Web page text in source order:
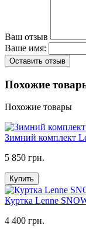
Ваш отзыв
Ваше имя:
Оставить отзыв
Похожие
Похожие товары
Зимний комплект
5 850 грн.
Купить
Куртка Lenne
4 400 грн.